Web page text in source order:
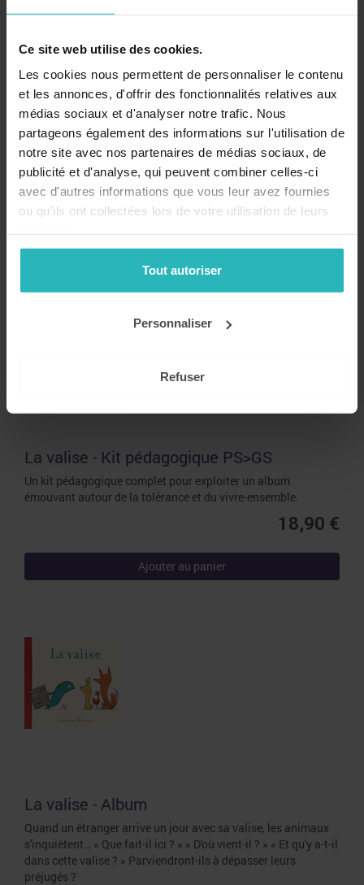
Ce site web utilise des cookies.
Les cookies nous permettent de personnaliser le contenu
et les annonces, d'offrir des fonctionnalités relatives aux
médias sociaux et d'analyser notre trafic. Nous
partageons également des informations sur l'utilisation de
notre site avec nos partenaires de médias sociaux, de
publicité et d'analyse, qui peuvent combiner celles-ci
avec d'autres informations que vous leur avez fournies
ou qu'ils ont collectées lors de votre utilisation de leurs
Tout autoriser
Personnaliser
Refuser
Une très belle fable sur le bonheur et la quiétude que ce bel
roi pour qui tout est trop grand : son château, son armée...
vie en soit bouleversée !
12,90 €
Ajouter au panier
Tarif dégressif
De 1 à 3 livres : 12,90 euros l'exemplaire
De 4 à 12 livres : 12,30 euros l'exemplaire
De 13 à 20 livres : 12,00 euros l'exemplaire
La valise - Kit pédagogique PS>GS
Un kit pédagogique complet pour exploiter un album
émouvant autour de la tolérance et du vivre-ensemble.
18,90 €
Ajouter au panier
La valise - Album
Quand un étranger arrive un jour avec sa valise, les animaux
s'inquiètent… « Que fait-il ici ? » « D'où vient-il ? » « Et qu'y a-t-il
dans cette valise ? » Parviendront-ils à dépasser leurs
préjugés ?